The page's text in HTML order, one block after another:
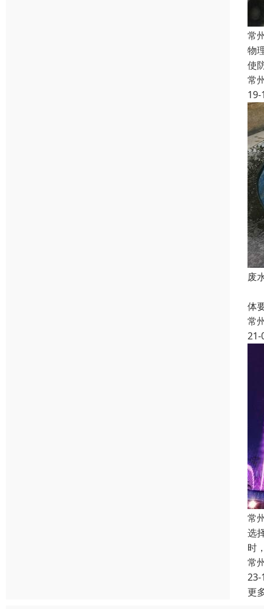
常
物
使
常
19-
废
体
常
21-
常
选
时
常
23-
更